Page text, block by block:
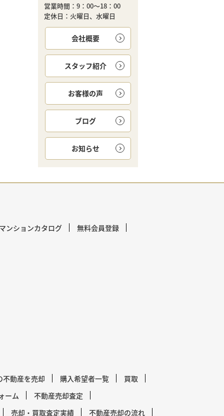
営業時間：9：00～18：00
定休日：火曜日、水曜日
会社概要
スタッフ紹介
お客様の声
ブログ
お知らせ
ンションカタログ 無料会員登録
不動産を売却 購入希望者一覧
買取
ーム
不動産売却査定
売却・買取査定実績
不動産売却の流れ